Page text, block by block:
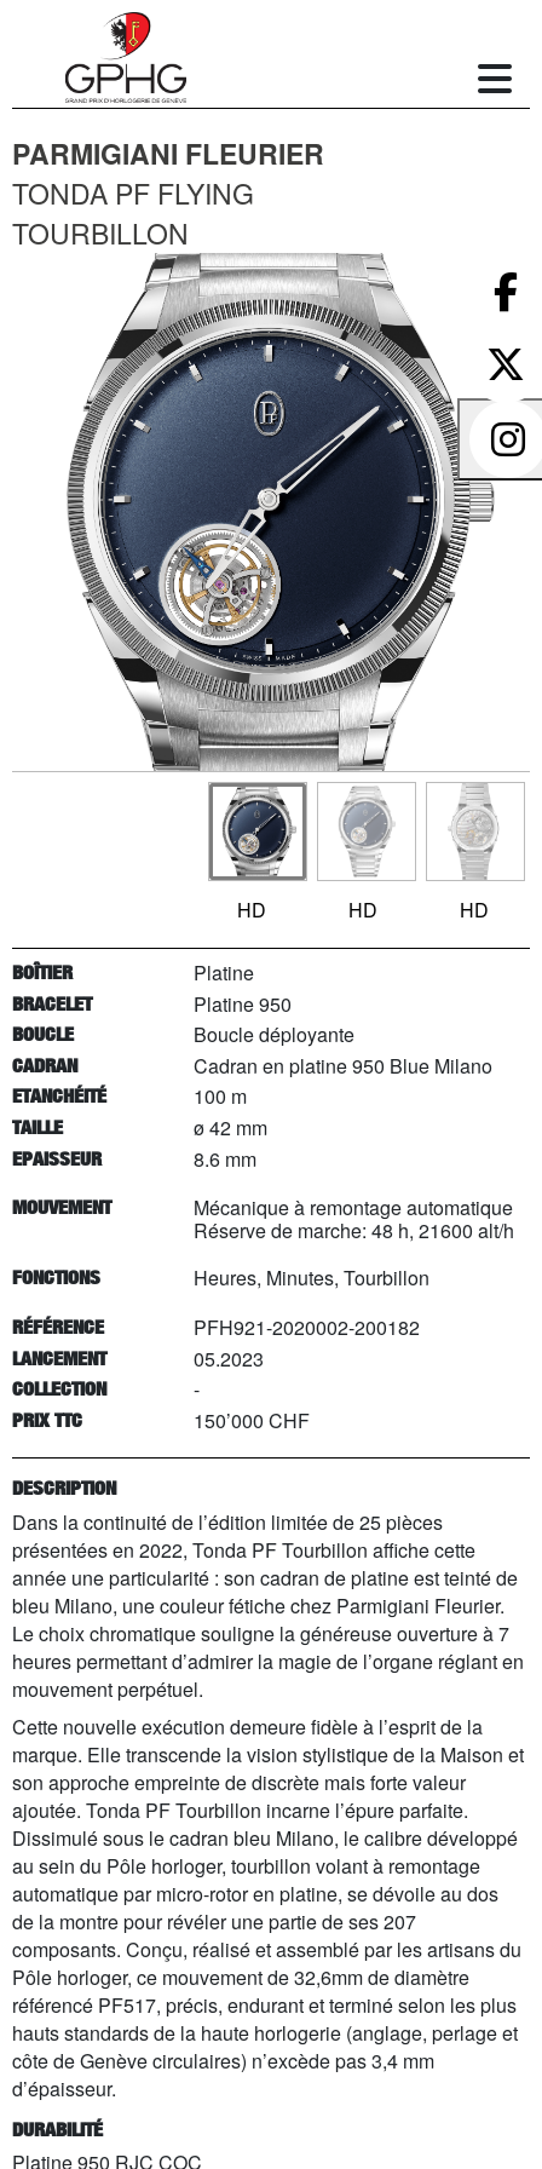
PARMIGIANI FLEURIER
TONDA PF FLYING
TOURBILLON
HD HD HD
BOÎTIER Platine
BRACELET Platine 950
BOUCLE Boucle déployante
CADRAN Cadran en platine 950 Blue Milano
ETANCHÉITÉ 100 m
TAILLE ø 42 mm
EPAISSEUR 8.6 mm
MOUVEMENT
Mécanique à remontage automatique
Réserve de marche: 48 h, 21600 alt/h
FONCTIONS Heures, Minutes, Tourbillon
RÉFÉRENCE PFH921-2020002-200182
LANCEMENT 05.2023
COLLECTION -
PRIX TTC 150’000 CHF
DESCRIPTION
Dans la continuité de l’édition limitée de 25 pièces
présentées en 2022, Tonda PF Tourbillon affiche cette
année une particularité : son cadran de platine est teinté de
bleu Milano, une couleur fétiche chez Parmigiani Fleurier.
Le choix chromatique souligne la généreuse ouverture à 7
heures permettant d’admirer la magie de l’organe réglant en
mouvement perpétuel.
Cette nouvelle exécution demeure fidèle à l’esprit de la
marque. Elle transcende la vision stylistique de la Maison et
son approche empreinte de discrète mais forte valeur
ajoutée. Tonda PF Tourbillon incarne l’épure parfaite.
Dissimulé sous le cadran bleu Milano, le calibre développé
au sein du Pôle horloger, tourbillon volant à remontage
automatique par micro-rotor en platine, se dévoile au dos
de la montre pour révéler une partie de ses 207
composants. Conçu, réalisé et assemblé par les artisans du
Pôle horloger, ce mouvement de 32,6mm de diamètre
référencé PF517, précis, endurant et terminé selon les plus
hauts standards de la haute horlogerie (anglage, perlage et
côte de Genève circulaires) n’excède pas 3,4 mm
d’épaisseur.
DURABILITÉ
Platine 950 RJC COC